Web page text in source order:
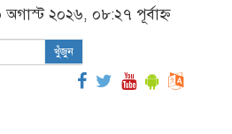
২০২৬, ০৮:২৭ পূর্বাহ্ন
খুঁজুন